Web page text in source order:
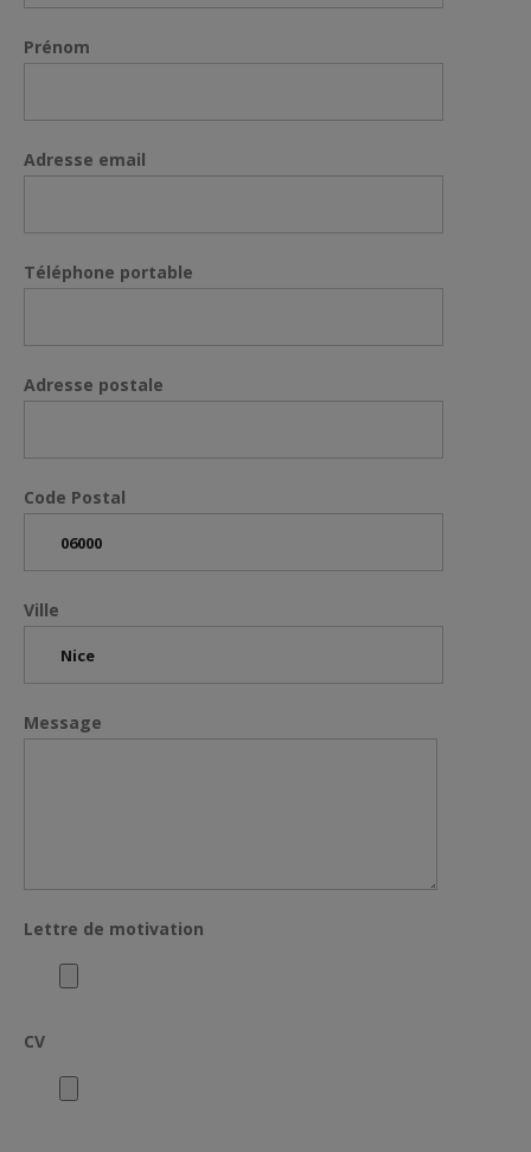
Prénom
Adresse email
Téléphone portable
Adresse postale
Code Postal
Ville
Message
Lettre de motivation
CV